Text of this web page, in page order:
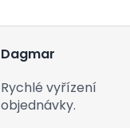
Dagmar
Rychlé vyřízení
objednávky.